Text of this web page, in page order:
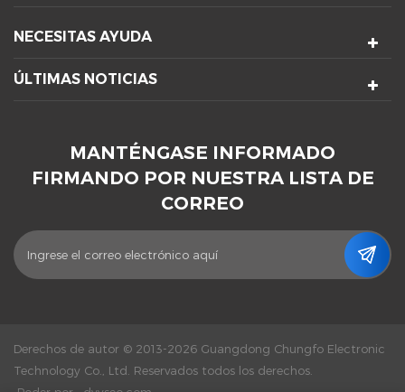
NECESITAS AYUDA
ÚLTIMAS NOTICIAS
MANTÉNGASE INFORMADO
FIRMANDO POR NUESTRA LISTA DE
CORREO
Derechos de autor © 2013-2026 Guangdong Chungfo Electronic
Technology Co., Ltd. Reservados todos los derechos.